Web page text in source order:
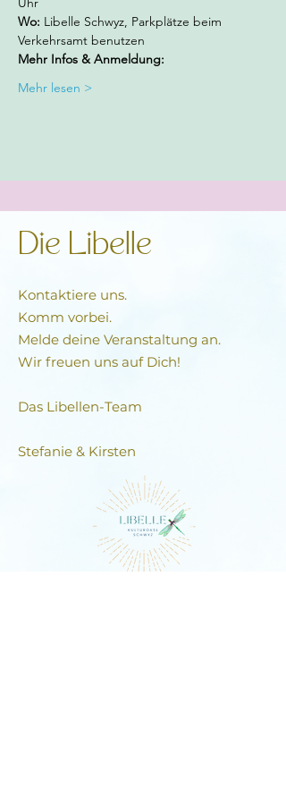
Wo: Libelle Schwyz, Parkplätze beim
Verkehrsamt benutzen
Mehr Infos & Anmeldung:
Mehr lesen >
Die Libelle
Kontaktiere uns.
Komm vorbei.
Melde deine Veranstaltung an.
Wir freuen uns auf Dich!
Das Libellen-Team​
Stefanie & Kirsten